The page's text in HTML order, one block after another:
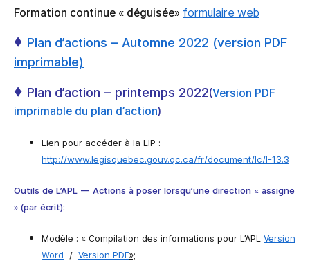
Formation continue « déguisée» formulaire web
♦ Plan d’actions – Automne 2022 (version PDF
imprimable)
♦ Plan d’action – printemps 2022(Version PDF
imprimable du plan d’action)
Lien pour accéder à la LIP :
http://www.legisquebec.gouv.qc.ca/fr/document/lc/I-13.3
Outils de L’APL — Actions à poser lorsqu’une direction « assigne
» (par écrit):
Modèle : « Compilation des informations pour L’APL Version
Word / Version PDF»;